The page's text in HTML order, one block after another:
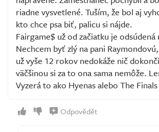
riadne vysvetlené. Tuším, že bol aj
kto chce psa biť, palicu si nájde.
Fairgame$ už od začiatku je odsúdená
Nechcem byť zlý na pani
už vyše 12 rokov nedokáže nič
väčšinou si za to ona sama nemôže.
Vyzerá to ako Hyenas alebo The
Odpovědět